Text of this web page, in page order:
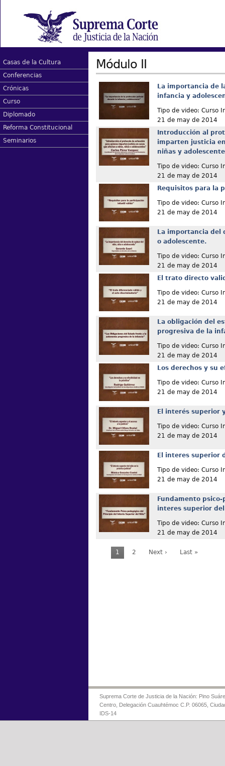
Casas de la Cultura
Conferencias
Crónicas
Curso
Diplomado
Reforma Constitucional
Seminarios
Módulo II
La importancia de
infancia y
Tipo de video: Curso
21 de may de 2014
Introducción al
imparten justicia
niñas y
Tipo de video: Curso
21 de may de 2014
Requisitos para la
Tipo de video: Curso
21 de may de 2014
La importancia del
o adolescente.
Tipo de video: Curso
21 de may de 2014
El trato directo
Tipo de video: Curso
21 de may de 2014
La obligación del
progresiva de la
Tipo de video: Curso
21 de may de 2014
Los derechos y su
Tipo de video: Curso
21 de may de 2014
El interés superior
Tipo de video: Curso
21 de may de 2014
El interes superior
Tipo de video: Curso
21 de may de 2014
Fundamento
interes superior
Tipo de video: Curso
21 de may de 2014
1 2 Next › Last »
Suprema Corte de Justicia de la Nación: Pino
Centro, Delegación Cuauhtémoc C.P. 06065,
IDS-14